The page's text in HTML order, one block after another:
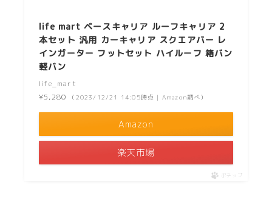
life mart ベースキャリア ルーフキャリア 2
本セット 汎用 カーキャリア スクエアバー レ
インガーター フットセット ハイルーフ 箱バン
軽バン
life_mart
¥5,280
（2023/12/21 14:05時点 | Amazon調べ）
Amazon
楽天市場
ポチップ